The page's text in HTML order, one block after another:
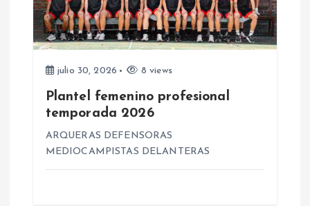
n
d
julio 30, 2026 8 views
Plantel femenino profesional
temporada 2026
ARQUERAS DEFENSORAS
MEDIOCAMPISTAS DELANTERAS